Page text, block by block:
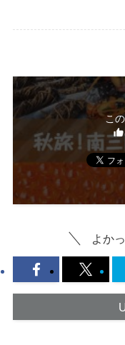
こ
よか